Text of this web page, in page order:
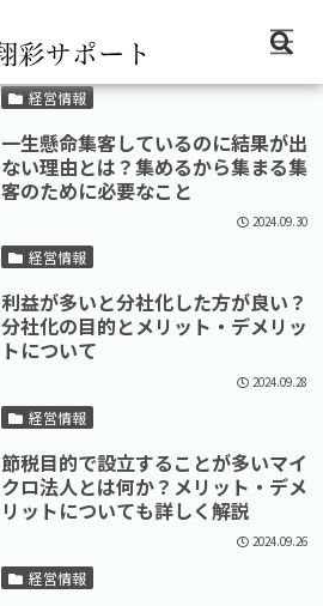
経営情報
一生懸命集客しているのに結果が出
ない理由とは？集めるから集まる集
客のために必要なこと
2024.09.30
経営情報
利益が多いと分社化した方が良い？
分社化の目的とメリット・デメリッ
トについて
2024.09.28
経営情報
節税目的で設立することが多いマイ
クロ法人とは何か？メリット・デメ
リットについても詳しく解説
2024.09.26
経営情報